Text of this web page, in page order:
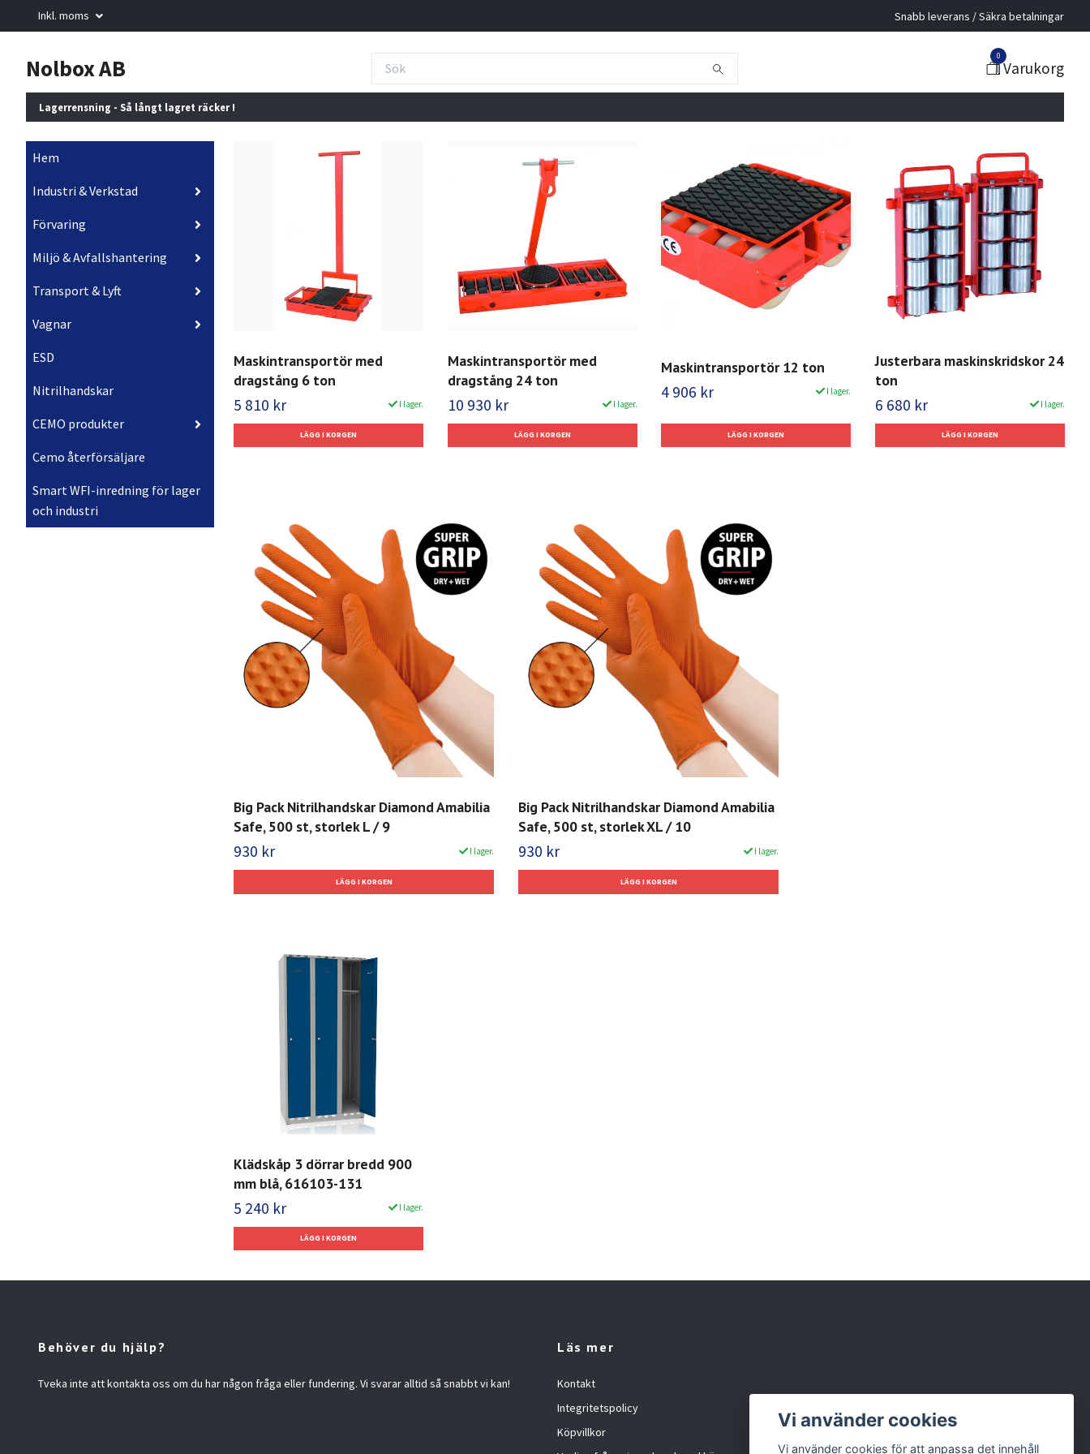
Inkl. moms Snabb leverans / Säkra betalningar
Nolbox AB 0
Varukorg
Lagerrensning - Så långt lagret räcker !
Hem
Industri & Verkstad
Förvaring
Miljö & Avfallshantering
Transport & Lyft
Vagnar
ESD
Nitrilhandskar
CEMO produkter
Cemo återförsäljare
Smart WFI-inredning för lager
och industri
Maskintransportör med
dragstång 6 ton
5 810 kr I lager.
Maskintransportör med
dragstång 24 ton
10 930 kr I lager.
Maskintransportör 12 ton
4 906 kr I lager.
Justerbara maskinskridskor 24
ton
6 680 kr I lager.
Big Pack Nitrilhandskar Diamond Amabilia
Safe, 500 st, storlek L / 9
930 kr I lager.
Big Pack Nitrilhandskar Diamond Amabilia
Safe, 500 st, storlek XL / 10
930 kr I lager.
Klädskåp 3 dörrar bredd 900
mm blå, 616103-131
5 240 kr I lager.
Behöver du hjälp?
Tveka inte att kontakta oss om du har någon fråga eller fundering. Vi svarar alltid så snabbt vi kan!
Läs mer
Kontakt
Integritetspolicy
Köpvillkor
Vi använder cookies
Vi använder cookies för att anpassa det innehåll